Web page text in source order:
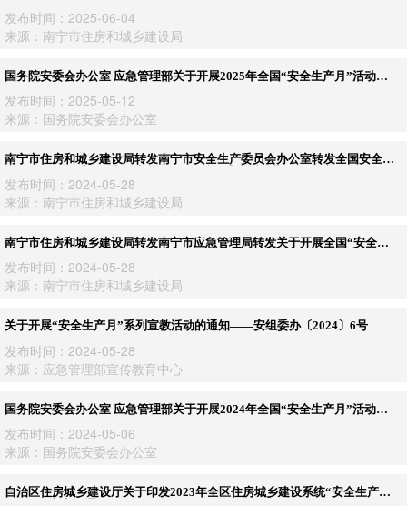
发布时间：2025-06-04
来源：南宁市住房和城乡建设局
国务院安委会办公室 应急管理部关于开展2025年全国“安全生产月”活动的
发布时间：2025-05-12
来源：国务院安委会办公室
​南宁市住房和城乡建设局转发南宁市安全生产委员会办公室转发全国安全生
动的通知
发布时间：2024-05-28
来源：南宁市住房和城乡建设局
南宁市住房和城乡建设局转发南宁市应急管理局转发关于开展全国“安全生
发布时间：2024-05-28
来源：南宁市住房和城乡建设局
关于开展“安全生产月”系列宣教活动的通知——安组委办〔2024〕6号
发布时间：2024-05-28
来源：应急管理部宣传教育中心
国务院安委会办公室 应急管理部关于开展2024年全国“安全生产月”活动的
发布时间：2024-05-06
来源：国务院安委会办公室
自治区住房城乡建设厅关于印发2023年全区住房城乡建设系统“安全生产